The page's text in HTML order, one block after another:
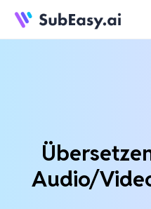
Audio/